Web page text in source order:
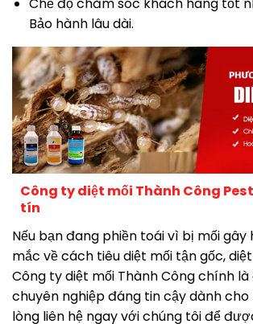
Bảo hành lâu dài.
Công ty diệt mối Thành Công
tín
Nếu bạn đang phiền toái vì bị mối gây
mắc về cách tiêu diệt mối tận gốc,
Công ty diệt mối Thành Công chính
chuyên nghiệp đáng tin cậy dành cho
lòng liên hệ ngay với chúng tôi để